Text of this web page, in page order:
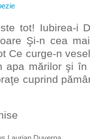
tot! Iubirea-i
Şi-n cea
Ce curge-n
apa mărilor şi
cuprind